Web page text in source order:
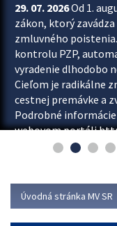
29. 07. 2026Od 1.
zákon, ktorý
zmluvného
kontrolu PZP,
vyradenie dlhodobo
Cieľom je radikálne
cestnej premávke a
Podrobné
webovom portáli
ktorom od augusta
Úvodná stránka MV SR